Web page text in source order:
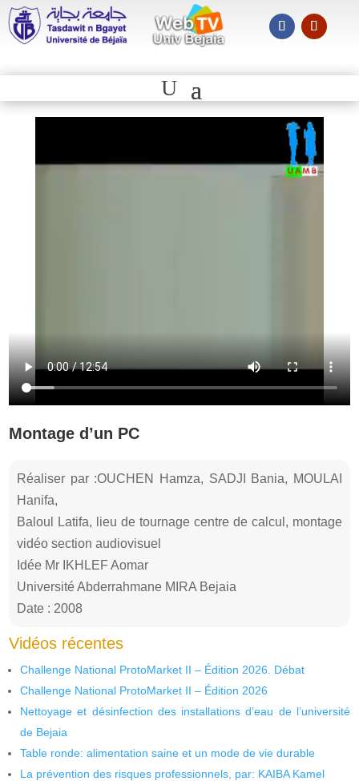
Montage d’un PC
Réaliser par :OUCHEN Hamza, SADJI Bania, MOULAI
Hanifa,
Baloul Latifa, lieu de tournage centre de calcul, montage
vidéo section audiovisuel
Idée Mr IKHLEF Aomar
Université Abderrahmane MIRA Bejaia
Date : 2008
Vidéos récentes
Challenge National ProtoMarket II – Édition 2026. Débat
Challenge National ProtoMarket II – Édition 2026
Nettoyage et désinfection des installations d’eau de l’université
de Bejaia
Table ronde: alimentation saine et un mode de vie durable
La prévention des risques professionnels, par: KAIBA Kamel